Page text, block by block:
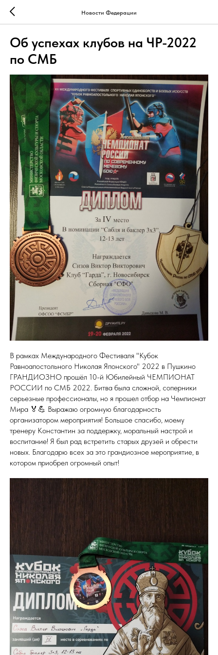
Новости Федерации
Об успехах клубов на ЧР-2022
по СМБ
В рамках Международного Фестиваля "Кубок
Равноапостольного Николая Японского" 2022 в Пушкино
ГРАНДИОЗНО прошёл 10-й Юбилейный ЧЕМПИОНАТ
РОССИИ по СМБ 2022. Битва была сложной, соперники
серьезные профессионалы, но я прошел отбор на Чемпионат
Мира 🏅💪 Выражаю огромную благодарность
организатором мероприятия! Большое спасибо, моему
тренеру Константин за поддержку, моральный настрой и
воспитание! Я был рад встретить старых друзей и обрести
новых. Благодарю всех за это грандиозное мероприятие, в
котором приобрел огромный опыт!